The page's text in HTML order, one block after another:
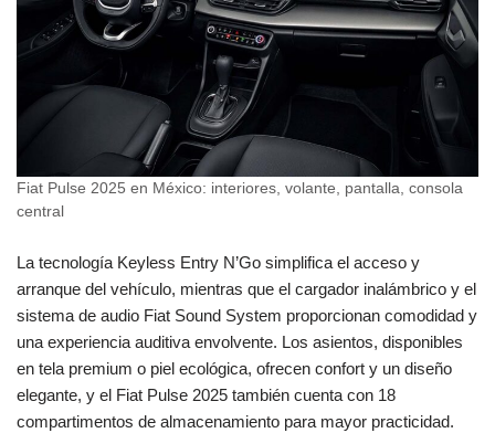
Fiat Pulse 2025 en México: interiores, volante, pantalla, consola
central
La tecnología Keyless Entry N’Go simplifica el acceso y
arranque del vehículo, mientras que el cargador inalámbrico y el
sistema de audio Fiat Sound System proporcionan comodidad y
una experiencia auditiva envolvente. Los asientos, disponibles
en tela premium o piel ecológica, ofrecen confort y un diseño
elegante, y el Fiat Pulse 2025 también cuenta con 18
compartimentos de almacenamiento para mayor practicidad.